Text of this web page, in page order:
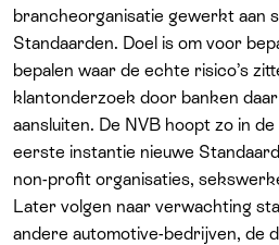
brancheorganisatie gewerkt aan
Standaarden. Doel is om voor
bepalen waar de echte risico’s
klantonderzoek door banken
aansluiten. De NVB hoopt zo in
eerste instantie nieuwe
non-profit organisaties,
Later volgen naar verwachting
andere automotive-bedrijven, de